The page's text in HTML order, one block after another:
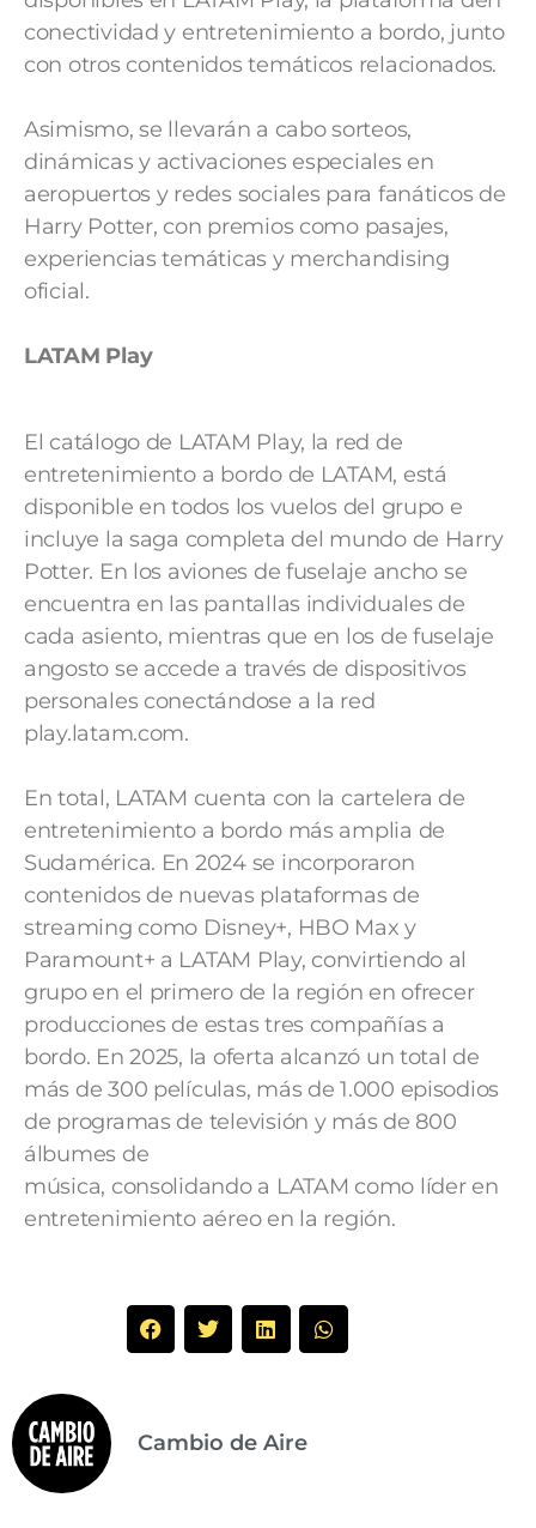
conectividad y entretenimiento a bordo, junto
con otros contenidos temáticos relacionados.
Asimismo, se llevarán a cabo sorteos,
dinámicas y activaciones especiales en
aeropuertos y redes sociales para fanáticos de
Harry Potter, con premios como pasajes,
experiencias temáticas y merchandising
oficial.
LATAM Play
El catálogo de LATAM Play, la red de
entretenimiento a bordo de LATAM, está
disponible en todos los vuelos del grupo e
incluye la saga completa del mundo de Harry
Potter. En los aviones de fuselaje ancho se
encuentra en las pantallas individuales de
cada asiento, mientras que en los de fuselaje
angosto se accede a través de dispositivos
personales conectándose a la red
play.latam.com.
En total, LATAM cuenta con la cartelera de
entretenimiento a bordo más amplia de
Sudamérica. En 2024 se incorporaron
contenidos de nuevas plataformas de
streaming como Disney+, HBO Max y
Paramount+ a LATAM Play, convirtiendo al
grupo en el primero de la región en ofrecer
producciones de estas tres compañías a
bordo. En 2025, la oferta alcanzó un total de
más de 300 películas, más de 1.000 episodios
de programas de televisión y más de 800
álbumes de
música, consolidando a LATAM como líder en
entretenimiento aéreo en la región.
Cambio de Aire